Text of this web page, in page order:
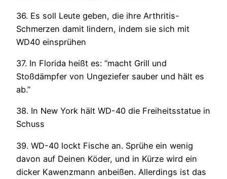
36. Es soll Leute geben, die ihre Arthritis-
Schmerzen damit lindern, indem sie sich mit
WD40 einsprühen
37. In Florida heißt es: “macht Grill und
Stoßdämpfer von Ungeziefer sauber und hält es
ab.”
38. In New York hält WD-40 die Freiheitsstatue in
Schuss
39. WD-40 lockt Fische an. Sprühe ein wenig
davon auf Deinen Köder, und in Kürze wird ein
dicker Kawenzmann anbeißen. Allerdings ist das